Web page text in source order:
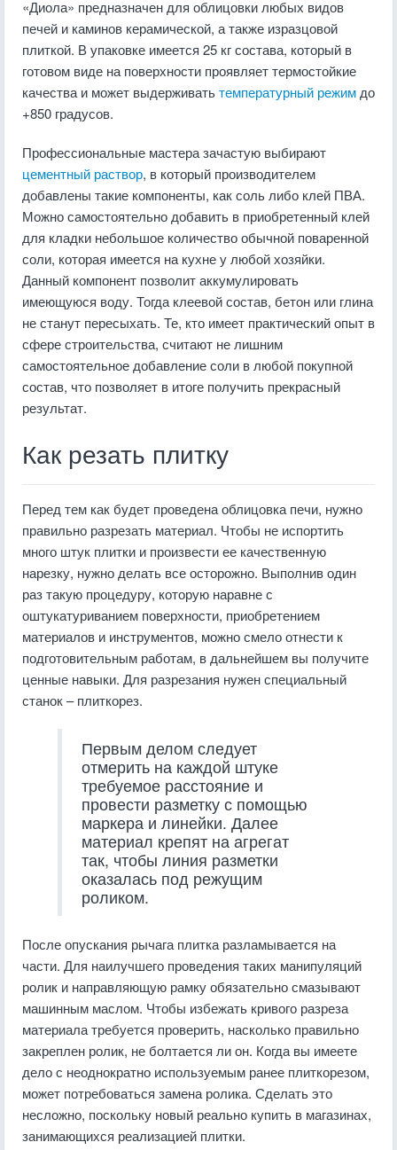
«Диола» предназначен для облицовки любых видов
печей и каминов керамической, а также изразцовой
плиткой. В упаковке имеется 25 кг состава, который в
готовом виде на поверхности проявляет термостойкие
качества и может выдерживатьтемпературный режим до
+850 градусов.
Профессиональные мастера зачастую выбирают
цементный раствор, в который производителем
добавлены такие компоненты, как соль либо клей ПВА.
Можно самостоятельно добавить в приобретенный клей
для кладки небольшое количество обычной поваренной
соли, которая имеется на кухне у любой хозяйки.
Данный компонент позволит аккумулировать
имеющуюся воду. Тогда клеевой состав, бетон или глина
не станут пересыхать. Те, кто имеет практический опыт в
сфере строительства, считают не лишним
самостоятельное добавление соли в любой покупной
состав, что позволяет в итоге получить прекрасный
результат.
Как резать плитку
Перед тем как будет проведена облицовка печи, нужно
правильно разрезать материал. Чтобы не испортить
много штук плитки и произвести ее качественную
нарезку, нужно делать все осторожно. Выполнив один
раз такую процедуру, которую наравне с
оштукатуриванием поверхности, приобретением
материалов и инструментов, можно смело отнести к
подготовительным работам, в дальнейшем вы получите
ценные навыки. Для разрезания нужен специальный
станок – плиткорез.
Первым делом следует
отмерить на каждой штуке
требуемое расстояние и
провести разметку с помощью
маркера и линейки. Далее
материал крепят на агрегат
так, чтобы линия разметки
оказалась под режущим
роликом.
После опускания рычага плитка разламывается на
части. Для наилучшего проведения таких манипуляций
ролик и направляющую рамку обязательно смазывают
машинным маслом. Чтобы избежать кривого разреза
материала требуется проверить, насколько правильно
закреплен ролик, не болтается ли он. Когда вы имеете
дело с неоднократно используемым ранее плиткорезом,
может потребоваться замена ролика. Сделать это
несложно, поскольку новый реально купить в магазинах,
занимающихся реализацией плитки.